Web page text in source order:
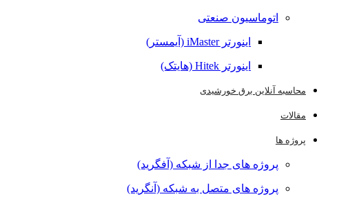
اتوماسیون صنعتی
اینورتر iMaster (آیمستر)
اینورتر Hitek (هایتک)
محاسبه آنلاین برق خورشیدی
مقالات
پروژه ها
پروژه های جدا از شبکه (آفگرید)
پروژه های متصل به شبکه (آنگرید)